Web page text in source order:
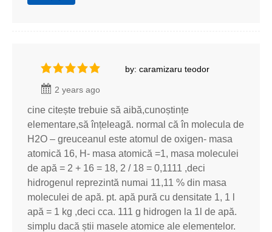
by: caramizaru teodor
2 years ago
cine citește trebuie să aibă,cunoștințe
elementare,să înțeleagă. normal că în molecula de
H2O – greuceanul este atomul de oxigen- masa
atomică 16, H- masa atomică =1, masa moleculei
de apă = 2 + 16 = 18, 2 / 18 = 0,1111 ,deci
hidrogenul reprezintă numai 11,11 % din masa
moleculei de apă. pt. apă pură cu densitate 1, 1 l
apă = 1 kg ,deci cca. 111 g hidrogen la 1l de apă.
simplu dacă știi masele atomice ale elementelor.